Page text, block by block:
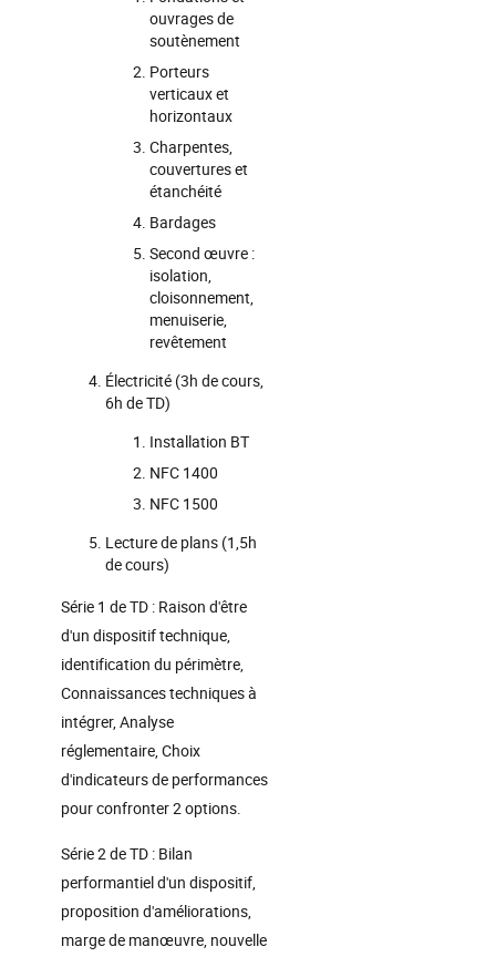
ouvrages de
soutènement
Porteurs
verticaux et
horizontaux
Charpentes,
couvertures et
étanchéité
Bardages
Second œuvre :
isolation,
cloisonnement,
menuiserie,
revêtement
Électricité (3h de cours,
6h de TD)
Installation BT
NFC 1400
NFC 1500
Lecture de plans (1,5h
de cours)
Série 1 de TD : Raison d'être
d'un dispositif technique,
identification du périmètre,
Connaissances techniques à
intégrer, Analyse
réglementaire, Choix
d'indicateurs de performances
pour confronter 2 options.
Série 2 de TD : Bilan
performantiel d'un dispositif,
proposition d'améliorations,
marge de manœuvre, nouvelle